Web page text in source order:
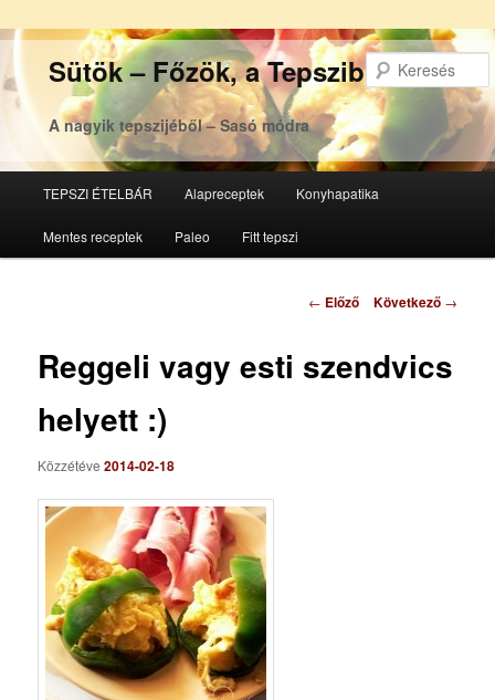
Sütök – Főzök, a Tepsziből
A nagyik tepszijéből – Sasó módra
Tovább
az
Tovább
a
TEPSZI ÉTELBÁR Alapreceptek Konyhapatika
Mentes receptek Paleo Fitt tepszi
Bejegyzés
← Előző Következő →
Reggeli vagy esti szendvics
helyett :)
Közzétéve2014-02-18